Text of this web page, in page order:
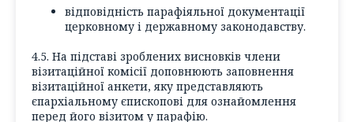
відповідність парафіяльної документації
церковному і державному законодавству.
4.5. На підставі зроблених висновків члени
візитаційної комісії доповнюють заповнення
візитаційної анкети, яку представляють
єпархіальному єпископові для ознайомлення
перед його візитом у парафію.